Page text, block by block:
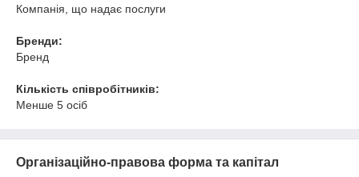
Компанія, що надає послуги
Бренди:
Бренд
Кількість співробітників:
Менше 5 осіб
Організаційно-правова форма та капітал